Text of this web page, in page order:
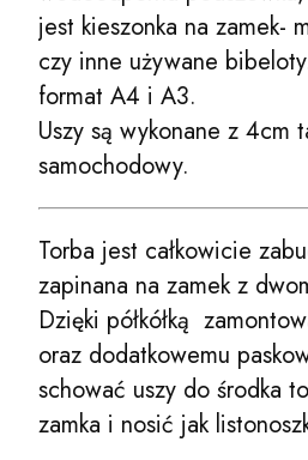
jest kieszonka na zamek-
czy inne używane
format A4 i A3.
Uszy są wykonane z 4cm
samochodowy.
Torba jest całkowicie
zapinana na zamek z
Dzięki półkółką
oraz dodatkowemu
schować uszy do środka
zamka i nosić jak